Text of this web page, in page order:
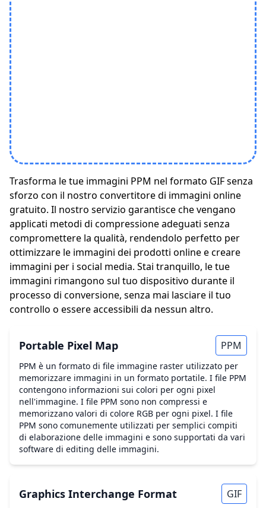
Trasforma le tue immagini PPM nel formato GIF senza
sforzo con il nostro convertitore di immagini online
gratuito. Il nostro servizio garantisce che vengano
applicati metodi di compressione adeguati senza
compromettere la qualità, rendendolo perfetto per
ottimizzare le immagini dei prodotti online e creare
immagini per i social media. Stai tranquillo, le tue
immagini rimangono sul tuo dispositivo durante il
processo di conversione, senza mai lasciare il tuo
controllo o essere accessibili da nessun altro.
Portable Pixel Map PPM
PPM è un formato di file immagine raster utilizzato per
memorizzare immagini in un formato portatile. I file PPM
contengono informazioni sui colori per ogni pixel
nell'immagine. I file PPM sono non compressi e
memorizzano valori di colore RGB per ogni pixel. I file
PPM sono comunemente utilizzati per semplici compiti
di elaborazione delle immagini e sono supportati da vari
software di editing delle immagini.
Graphics Interchange Format GIF